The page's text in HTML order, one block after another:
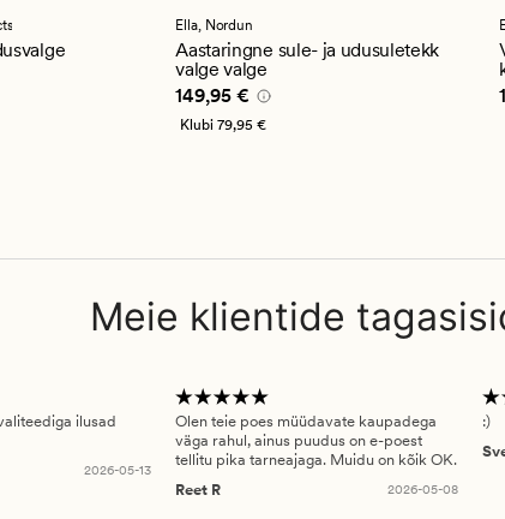
hinnanguga
4.5
Ella, Nordun
Aastaringne sule- ja udusuletekk
valge valge
Pris_ee 149,95 €
149,95 €
Klubi79,95 €
Meie klientide
ilusad
2026-05-13
Olen teie poes müüdavate kaupadega
väga rahul, ainus puudus on e-poest
tellitu pika tarneajaga. Muidu on kõik OK.
Reet R
2026-05-08
:)